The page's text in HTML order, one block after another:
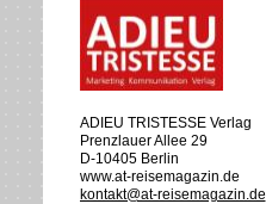
ADIEU TRISTESSE Verlag
Prenzlauer Allee 29
D-10405 Berlin
www.at-reisemagazin.de
kontakt@at-reisemagazin.de